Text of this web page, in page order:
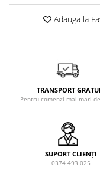
Solutie de indepartat
Tratament pentru
pentru par, masca de
Adauga la
TRANSPORT
Pentru comenzi mai mari
SUPORT CLIENȚI
0374 493 025